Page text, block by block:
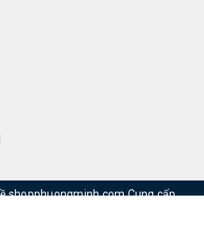
shopphuongminh.comCung cấp